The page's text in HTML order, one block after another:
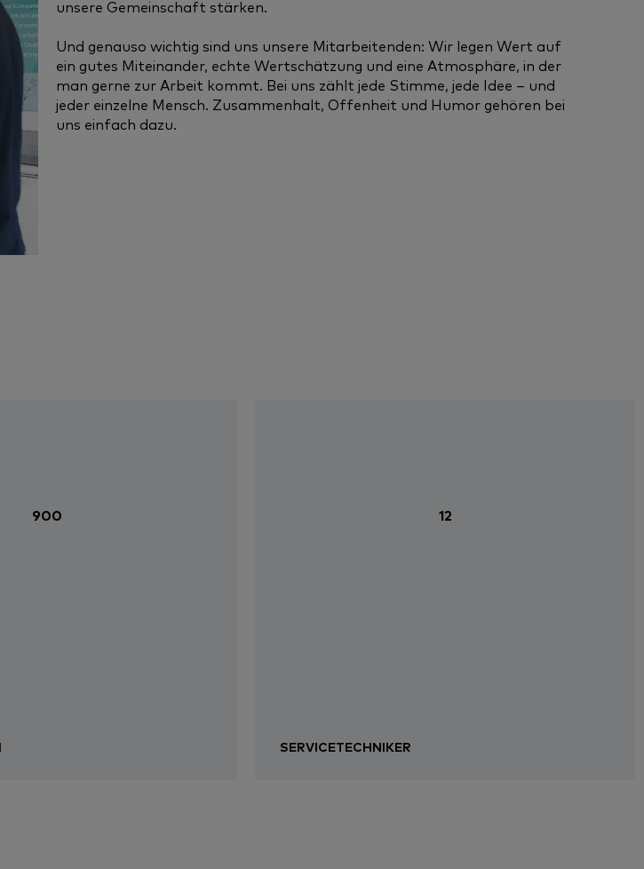
unsere Gemeinschaft stärken.
Und genauso wichtig sind uns unsere Mitarbeitenden: Wir legen Wert auf
ein gutes Miteinander, echte Wertschätzung und eine Atmosphäre, in der
man gerne zur Arbeit kommt. Bei uns zählt jede Stimme, jede Idee – und
jeder einzelne Mensch. Zusammenhalt, Offenheit und Humor gehören bei
uns einfach dazu.
900 12
SERVICETECHNIKER